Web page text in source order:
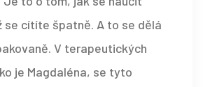
se cítíte špatně. A to se dělá
V terapeutických
je Magdaléna, se tyto